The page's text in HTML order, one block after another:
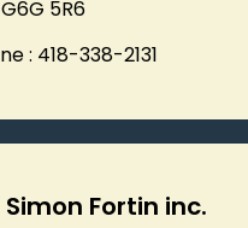
5R6
: 418-338-2131
Fortin inc.